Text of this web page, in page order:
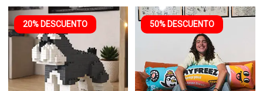
20% DESCUENTO 50% DESCUENTO